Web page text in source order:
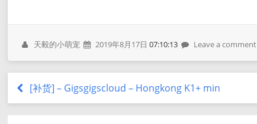
天毅的小萌宠 2019年8月17日 07:10:13 Leave a comment
[补货] – Gigsgigscloud – Hongkong K1+ min